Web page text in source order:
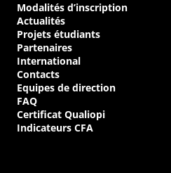
Modalités d’inscription
Actualités
Projets étudiants
Partenaires
International
Contacts
Equipes de direction
FAQ
Certificat Qualiopi
Indicateurs CFA